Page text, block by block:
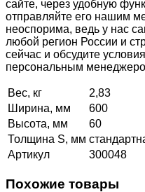
сайте, через удобную
отправляйте его нашим
неоспорима, ведь у нас
любой регион России и
сейчас и обсудите
персональным
Вес, кг
2,83
Ширина, мм
600
Высота, мм
60
Толщина S, мм
Артикул
300048
Похожие товары